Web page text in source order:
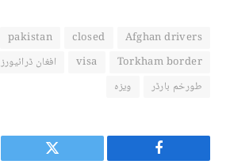
Afghan drivers
closed
pakistan
Torkham border
visa افغان ڈرائیورز
طورخم بارڈر
ویزہ
Facebook
Twitter